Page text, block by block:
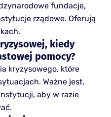
fundacje,
rządowe. Oferują
kiedy
pomocy?
kryzysowego, które
Ważne jest,
aby w razie